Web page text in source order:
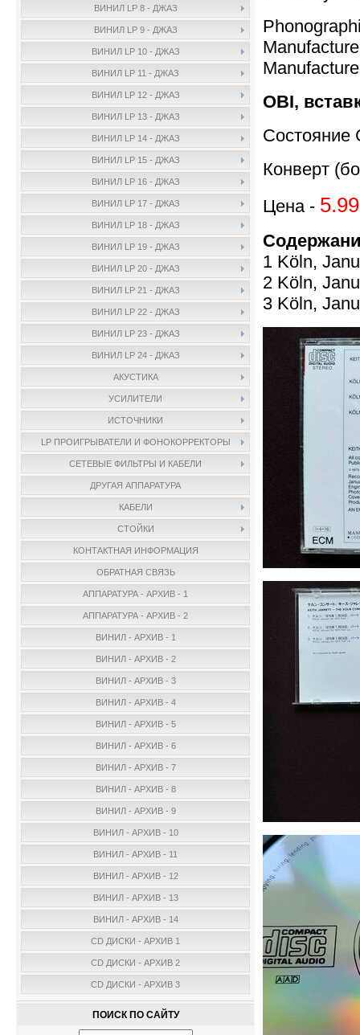
ВИНИЛ LP 8 - ДЖАЗ
ВИНИЛ LP 9 - ДЖАЗ
ВИНИЛ LP 10 - ДЖАЗ
ВИНИЛ LP 11 - ДЖАЗ
ВИНИЛ LP 12 - ДЖАЗ
ВИНИЛ LP 13 - ДЖАЗ
ВИНИЛ LP 14 - ДЖАЗ
ВИНИЛ LP 15 - ДЖАЗ
ВИНИЛ LP 16 - ДЖАЗ
ВИНИЛ LP 17 - ДЖАЗ
ВИНИЛ LP 18 - ДЖАЗ
ВИНИЛ LP 19 - ДЖАЗ
ВИНИЛ LP 20 - ДЖАЗ
ВИНИЛ LP 21 - ДЖАЗ
ВИНИЛ LP 22 - ДЖАЗ
ВИНИЛ LP 23 - ДЖАЗ
ВИНИЛ LP 24 - ДЖАЗ
АКУСТИКА
УСИЛИТЕЛИ
ИСТОЧНИКИ
LP ПРОИГРЫВАТЕЛИ И ФОНОКОРРЕКТОРЫ
СЕТЕВЫЕ ФИЛЬТРЫ И КАБЕЛИ
ДРУГАЯ АППАРАТУРА
КАБЕЛИ
СТОЙКИ
КОНТАКТНАЯ ИНФОРМАЦИЯ
ОБРАТНАЯ СВЯЗЬ
АППАРАТУРА - АРХИВ - 1
АППАРАТУРА - АРХИВ - 2
ВИНИЛ - АРХИВ - 1
ВИНИЛ - АРХИВ - 2
ВИНИЛ - АРХИВ - 3
ВИНИЛ - АРХИВ - 4
ВИНИЛ - АРХИВ - 5
ВИНИЛ - АРХИВ - 6
ВИНИЛ - АРХИВ - 7
ВИНИЛ - АРХИВ - 8
ВИНИЛ - АРХИВ - 9
ВИНИЛ - АРХИВ - 10
ВИНИЛ - АРХИВ - 11
ВИНИЛ - АРХИВ - 12
ВИНИЛ - АРХИВ - 13
ВИНИЛ - АРХИВ - 14
CD ДИСКИ - АРХИВ 1
CD ДИСКИ - АРХИВ 2
CD ДИСКИ - АРХИВ 3
ПОИСК ПО САЙТУ
OBI,
Состояние
Конверт
Цена -
1 Köln,
2 Köln,
3 Köln,